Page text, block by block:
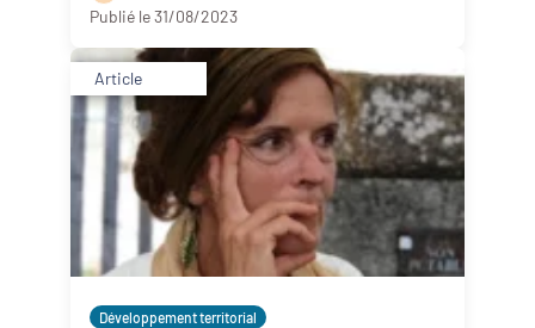
Publié le 31/08/2023
Article
Développement territorial